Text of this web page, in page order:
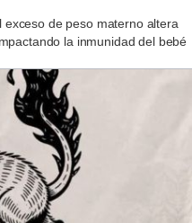
de peso materno altera
la inmunidad del bebé